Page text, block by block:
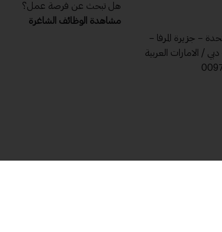
– جزيرة المرفا –
– دبي / الامارات العربية
هل تبحث عن فرصة عمل؟
مشاهدة الوظائف الشاغرة